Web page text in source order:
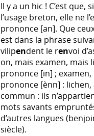
Il y a un hic ! C’est
l’usage breton, elle ne
prononce [an]. Que
est dans la phrase
vilipendent le renvoi
on, mais examen, mais
prononce [in] ;
prononce [ènn] :
commun : ils
mots savants
d’autres langues
siècle).